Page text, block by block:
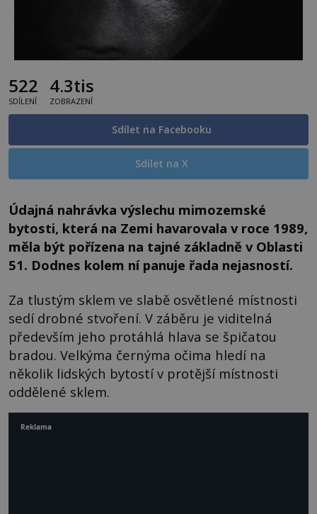
522
SDÍLENÍ
4.3tis
ZOBRAZENÍ
Sdílet na Facebooku
Sdílet na X
Údajná nahrávka výslechu mimozemské
bytosti, která na Zemi havarovala v roce 1989,
měla být pořízena na tajné základně v Oblasti
51. Dodnes kolem ní panuje řada nejasností.
Za tlustým sklem ve slabě osvětlené místnosti
sedí drobné stvoření. V záběru je viditelná
především jeho protáhlá hlava se špičatou
bradou. Velkýma černýma očima hledí na
několik lidských bytostí v protější místnosti
oddělené sklem.
Reklama